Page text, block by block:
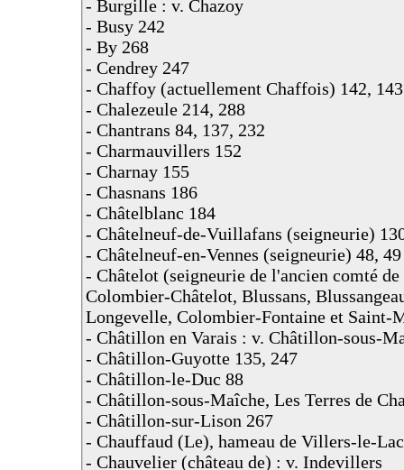
- Burgille : v. Chazoy
- Busy 242
- By 268
- Cendrey 247
- Chaffoy (actuellement Chaffois) 142, 143
- Chalezeule 214, 288
- Chantrans 84, 137, 232
- Charmauvillers 152
- Charnay 155
- Chasnans 186
- Châtelblanc 184
- Châtelneuf-de-Vuillafans (seigneurie)
- Châtelneuf-en-Vennes (seigneurie) 48, 49
- Châtelot (seigneurie de l'ancien comté
Colombier-Châtelot, Blussans,
Longevelle, Colombier-Fontaine et Saint-
- Châtillon en Varais : v. Châtillon-sous-
- Châtillon-Guyotte 135, 247
- Châtillon-le-Duc 88
- Châtillon-sous-Maîche, Les Terres de
- Châtillon-sur-Lison 267
- Chauffaud (Le), hameau de Villers-le-
- Chauvelier (château de) : v. Indevillers